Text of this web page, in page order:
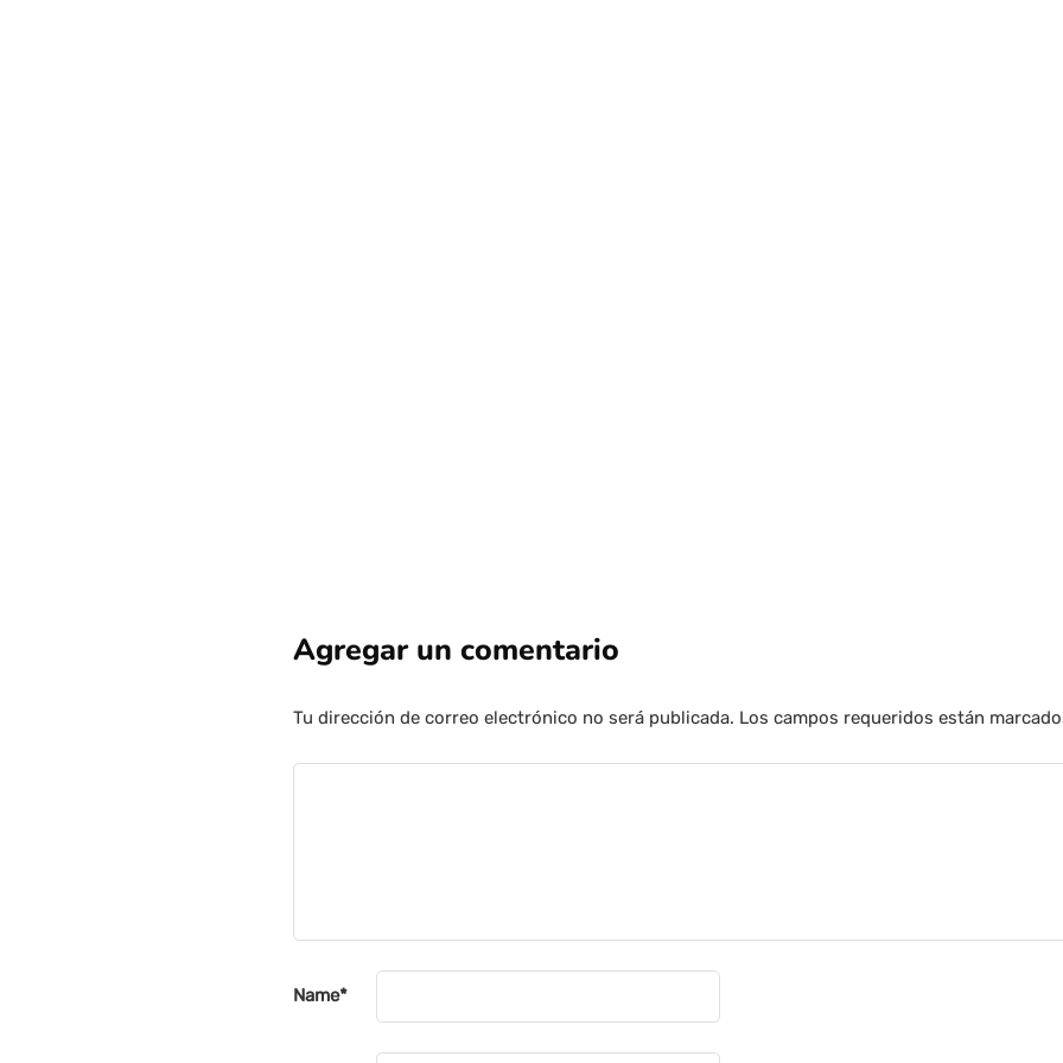
Agregar un comentario
Tu dirección de correo electrónico no será publicada. Los campos requeridos están
Name*